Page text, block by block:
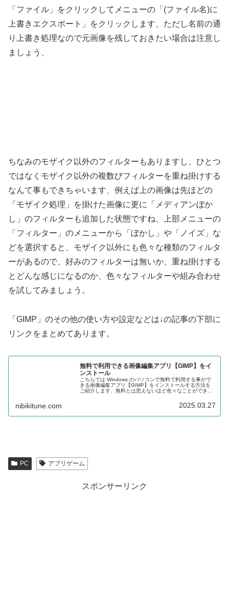
「ファイル」をクリックしてメニューの「(ファイル名)に
上書きエクスポート」をクリックします、ただし名前の通
り上書き処理なので元画像を残しておきたい場合は注意し
ましょう、
ちなみのモザイク以外のフィルターもありますし、ひとつ
ではなくモザイク以外の複数びフィルターを重ね掛けする
なんて事もできちゃいます、例えば上の画像は先ほどの
「モザイク処理」を掛けた画像に更に「メディアンぼか
し」のフィルターも追加した状態ですね、上部メニューの
「フィルター」のメニューから「ぼかし」や「ノイズ」な
どを選択すると、モザイク以外にも色々な種類のフィルタ
ーがあるので、好みのフィルターは無いか、重ね掛けする
とどんな感じになるのか、色々なフィルターや組み合わせ
を試してみましょう。
「GIMP」のその他の使い方や設定などは↓の記事の下部に
リンクをまとめてあります。
無料で利用できる画像編集アプリ【GIMP】をイ
ンストール
こちらでは Windows のパソコンで無料で利用する事がで
きる画像編集アプリ【GIMP】をインストールする方法を
ご紹介します、無料とは思えないほど色々なことができる
nibikitune.com 2025.03.27
PC アプリゲーム
スポンサーリンク